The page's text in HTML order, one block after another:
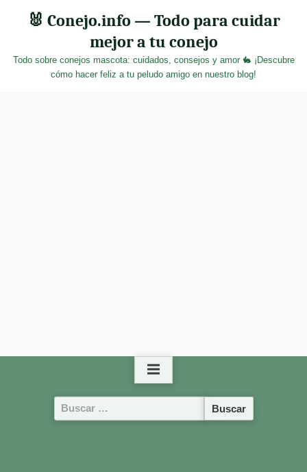
🐰 Conejo.info — Todo para cuidar
mejor a tu conejo
Todo sobre conejos mascota: cuidados, consejos y amor 🐇 ¡Descubre
cómo hacer feliz a tu peludo amigo en nuestro blog!
Buscar: